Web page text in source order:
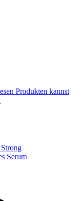
Produkten kannst
Serum